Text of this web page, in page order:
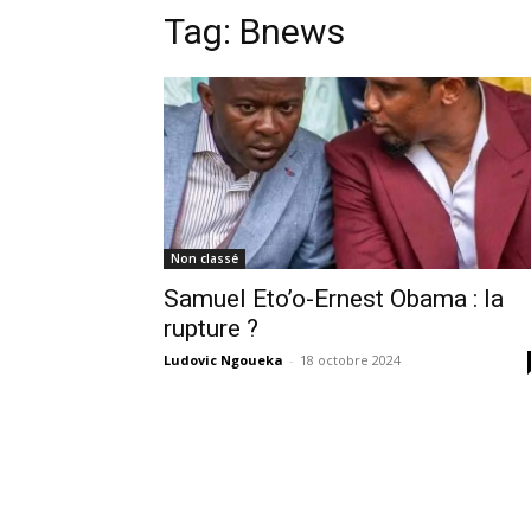
Tag: Bnews
Non classé
Samuel Eto’o-Ernest Obama : la
rupture ?
Ludovic Ngoueka - 18 octobre 2024